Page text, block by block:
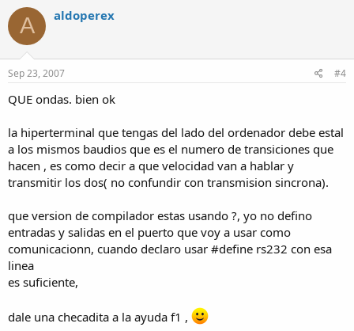
A aldoperex
Sep 23, 2007 #4
QUE ondas. bien ok
la hiperterminal que tengas del lado del ordenador debe estal
a los mismos baudios que es el numero de transiciones que
hacen , es como decir a que velocidad van a hablar y
transmitir los dos( no confundir con transmision sincrona).
que version de compilador estas usando ?, yo no defino
entradas y salidas en el puerto que voy a usar como
comunicacionn, cuando declaro usar #define rs232 con esa
linea
es suficiente,
dale una checadita a la ayuda f1 ,